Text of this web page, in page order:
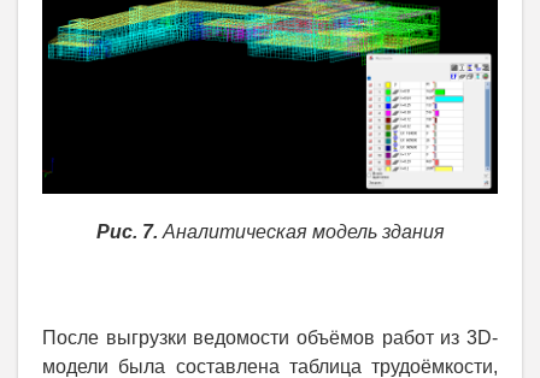
Рис. 7. Аналитическая модель здания
После выгрузки ведомости объёмов работ из 3D-
модели была составлена таблица трудоёмкости,